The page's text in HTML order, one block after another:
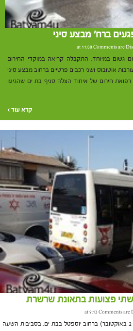
ברח' מבצע סיני
Comments are
בנובמבר), יום גשום במיוחד, התקבלה קריאה במוקדי החירום
אוטובוס ושני רכבים פרטיים ברחוב מבצע סיני
חירום של איחוד הצלה סניף בת ים שהגיעו
קרא עוד ›
שתי פצועות בתאונת שרשרת
Comments are
תאונת שרשת אירעה הבוקר (שני, 2 באוקטובר) ברחוב יוספטל בבת ים. בסביבות השעה